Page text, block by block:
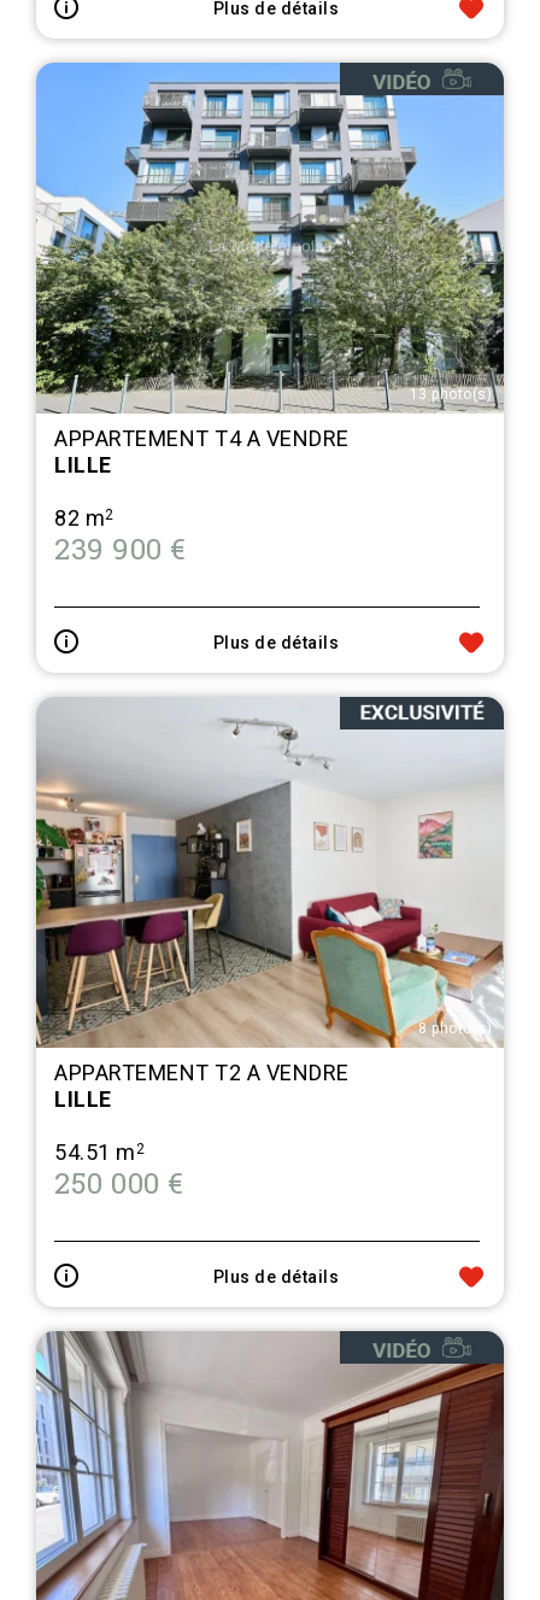
Plus de détails
13 photo(s)
APPARTEMENT T4 A VENDRE
LILLE
82 m2
239 900 €
Plus de détails
8 photo(s)
APPARTEMENT T2 A VENDRE
LILLE
54.51 m2
250 000 €
Plus de détails